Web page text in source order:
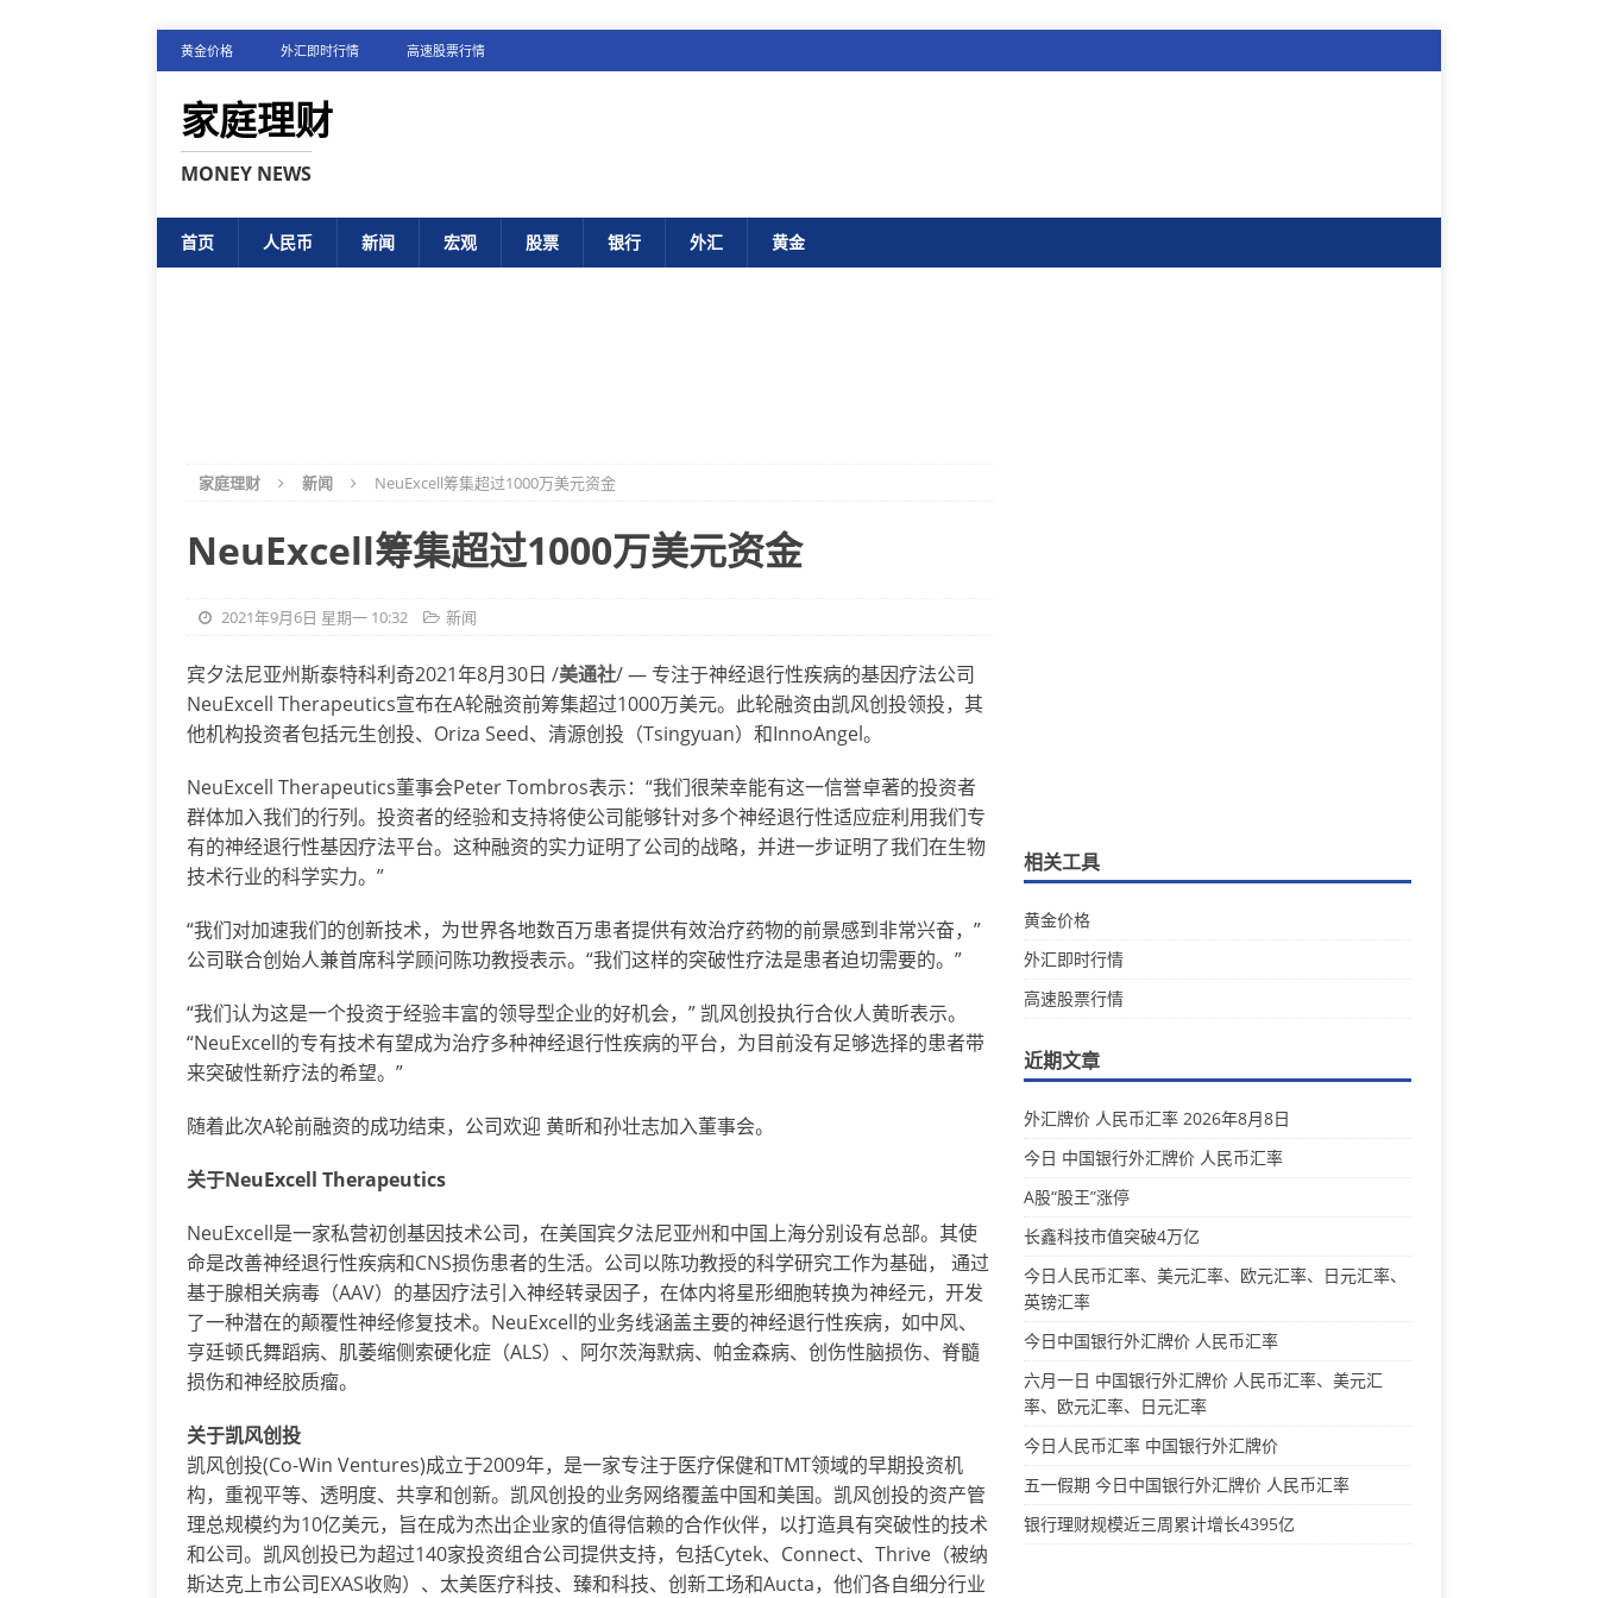
黄金价格 外汇即时行情 高速股票行情
家庭理财
MONEY NEWS
首页 人民币 新闻 宏观 股票 银行 外汇 黄金
家庭理财 新闻 NeuExcell筹集超过1000万美元资金
NeuExcell筹集超过1000万美元资金
2021年9月6日 星期一 10:32 新闻
宾夕法尼亚州斯泰特科利奇2021年8月30日 /美通社/ — 专注于神经退行性疾病的基因疗法公司
NeuExcell Therapeutics宣布在A轮融资前筹集超过1000万美元。此轮融资由凯风创投领投，其
他机构投资者包括元生创投、Oriza Seed、清源创投（Tsingyuan）和InnoAngel。
NeuExcell Therapeutics董事会Peter Tombros表示：“我们很荣幸能有这一信誉卓著的投资者
群体加入我们的行列。投资者的经验和支持将使公司能够针对多个神经退行性适应症利用我们专
有的神经退行性基因疗法平台。这种融资的实力证明了公司的战略，并进一步证明了我们在生物
技术行业的科学实力。”
“我们对加速我们的创新技术，为世界各地数百万患者提供有效治疗药物的前景感到非常兴奋，”
公司联合创始人兼首席科学顾问陈功教授表示。“我们这样的突破性疗法是患者迫切需要的。”
“我们认为这是一个投资于经验丰富的领导型企业的好机会，” 凯风创投执行合伙人黄昕表示。
“NeuExcell的专有技术有望成为治疗多种神经退行性疾病的平台，为目前没有足够选择的患者带
来突破性新疗法的希望。”
随着此次A轮前融资的成功结束，公司欢迎 黄昕和孙壮志加入董事会。
关于NeuExcell Therapeutics
NeuExcell是一家私营初创基因技术公司，在美国宾夕法尼亚州和中国上海分别设有总部。其使
命是改善神经退行性疾病和CNS损伤患者的生活。公司以陈功教授的科学研究工作为基础， 通过
基于腺相关病毒（AAV）的基因疗法引入神经转录因子，在体内将星形细胞转换为神经元，开发
了一种潜在的颠覆性神经修复技术。NeuExcell的业务线涵盖主要的神经退行性疾病，如中风、
亨廷顿氏舞蹈病、肌萎缩侧索硬化症（ALS）、阿尔茨海默病、帕金森病、创伤性脑损伤、脊髓
损伤和神经胶质瘤。
关于凯风创投
凯风创投(Co-Win Ventures)成立于2009年，是一家专注于医疗保健和TMT领域的早期投资机
构，重视平等、透明度、共享和创新。凯风创投的业务网络覆盖中国和美国。凯风创投的资产管
理总规模约为10亿美元，旨在成为杰出企业家的值得信赖的合作伙伴，以打造具有突破性的技术
和公司。凯风创投已为超过140家投资组合公司提供支持，包括Cytek、Connect、Thrive（被纳
斯达克上市公司EXAS收购）、太美医疗科技、臻和科技、创新工场和Aucta，他们各自细分行业
相关工具
黄金价格
外汇即时行情
高速股票行情
近期文章
外汇牌价 人民币汇率 2026年8月8日
今日 中国银行外汇牌价 人民币汇率
A股“股王”涨停
长鑫科技市值突破4万亿
今日人民币汇率、美元汇率、欧元汇率、日元汇率、
英镑汇率
今日中国银行外汇牌价 人民币汇率
六月一日 中国银行外汇牌价 人民币汇率、美元汇
率、欧元汇率、日元汇率
今日人民币汇率 中国银行外汇牌价
五一假期 今日中国银行外汇牌价 人民币汇率
银行理财规模近三周累计增长4395亿